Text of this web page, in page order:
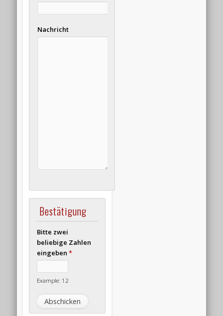
Nachricht
Bestätigung
Bitte zwei
beliebige Zahlen
eingeben*
Example: 12